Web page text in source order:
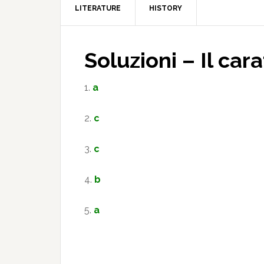
LITERATURE HISTORY
Soluzioni – Il
1. a
2. c
3. c
4. b
5. a